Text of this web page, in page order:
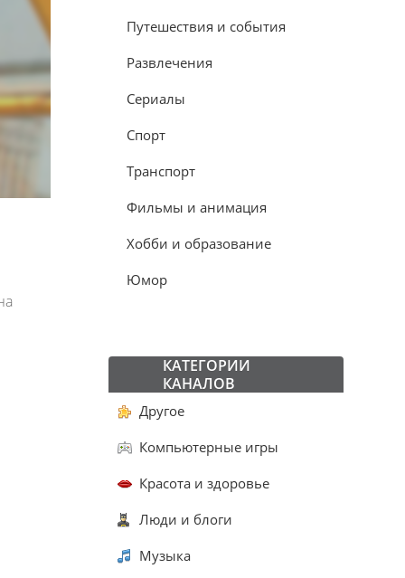
Путешествия и события
Развлечения
Сериалы
Спорт
Транспорт
Фильмы и анимация
Хобби и образование
Юмор
КАТЕГОРИИ
КАНАЛОВ
Другое
Компьютерные игры
Красота и здоровье
Люди и блоги
Музыка